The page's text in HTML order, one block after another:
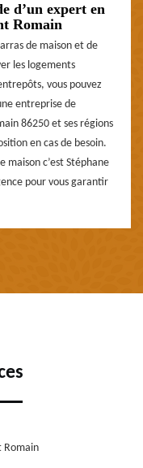
d’un expert en
Romain
de maison et de
les logements
vous pouvez
entreprise de
86250 et ses régions
en cas de besoin.
maison c’est Stéphane
pour vous garantir
Romain